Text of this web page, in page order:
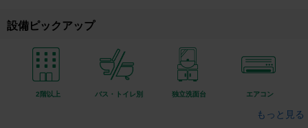
設備ピックアップ
2階以上 バス・トイレ別 独立洗面台 エアコン
もっと見る